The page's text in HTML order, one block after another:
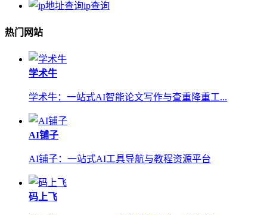
ip查询
热门网站
学术牛
学术牛：一站式AI智能论文写作与查重降重工...
AI铺子
AI铺子：一站式AI工具导航与教程资源平台
码上飞